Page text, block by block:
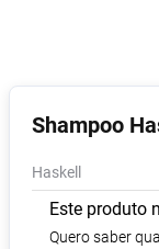
Shampoo
Haskell
Este produto
Quero saber
6º
7º
8
9º Lavitan